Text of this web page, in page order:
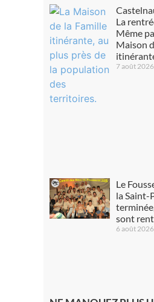
La
Même
Maison
7 août 2026
Le
la Saint-
sont
6 août 2026